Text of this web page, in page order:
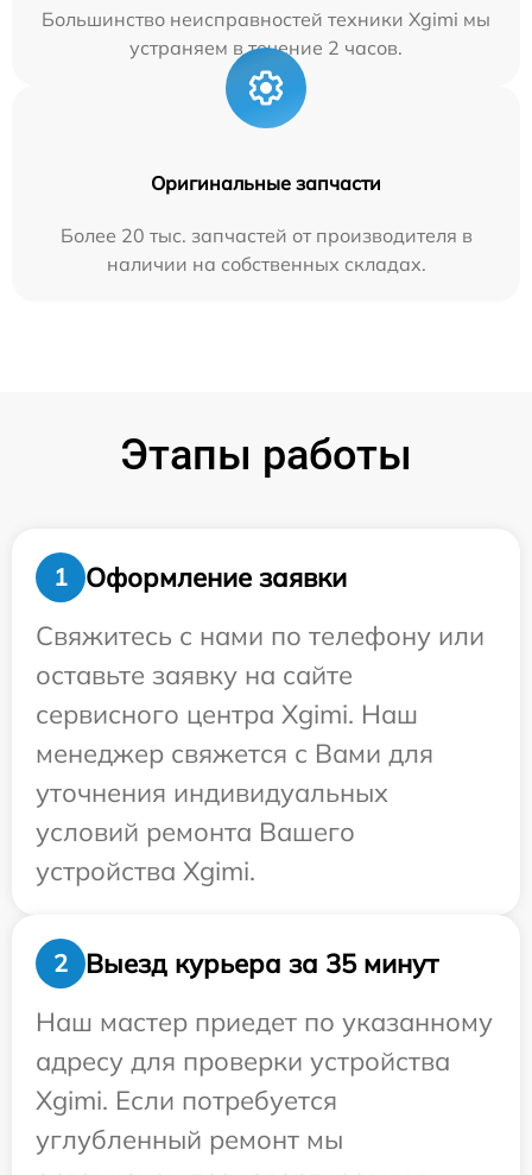
Большинство неисправностей техники Xgimi мы
устраняем в течение 2 часов.
Оригинальные запчасти
Более 20 тыс. запчастей от производителя в
наличии на собственных складах.
Этапы работы
1
Оформление заявки
Свяжитесь с нами по телефону или
оставьте заявку на сайте
сервисного центра Xgimi. Наш
менеджер свяжется с Вами для
уточнения индивидуальных
условий ремонта Вашего
устройства Xgimi.
2
Выезд курьера за 35 минут
Наш мастер приедет по указанному
адресу для проверки устройства
Xgimi. Если потребуется
углубленный ремонт мы